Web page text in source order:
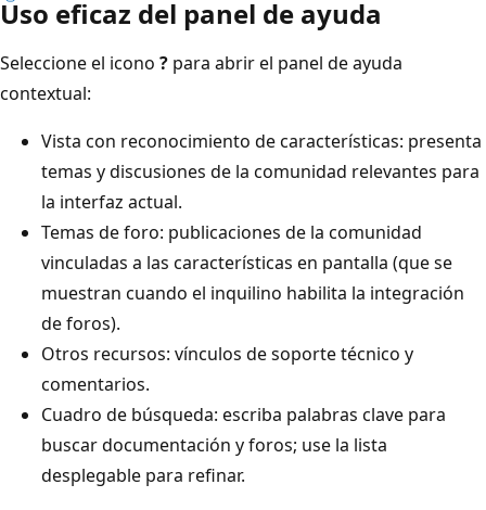
Uso eficaz del panel de ayuda
Seleccione el icono ? para abrir el panel de ayuda
contextual:
Vista con reconocimiento de características: presenta
temas y discusiones de la comunidad relevantes para
la interfaz actual.
Temas de foro: publicaciones de la comunidad
vinculadas a las características en pantalla (que se
muestran cuando el inquilino habilita la integración
de foros).
Otros recursos: vínculos de soporte técnico y
comentarios.
Cuadro de búsqueda: escriba palabras clave para
buscar documentación y foros; use la lista
desplegable para refinar.